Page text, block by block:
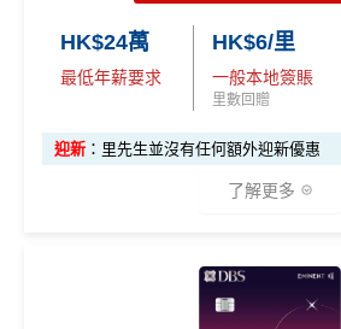
HK$24萬
最低年薪要求
HK$6/里
一般本地簽賬
里數回贈
迎新 ：里先生並沒有任何額外迎新優惠
了解更多